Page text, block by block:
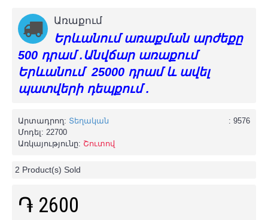
Առաքում
Երևանում առաքման արժեքը
500 դրամ .Անվճար առաքում
Երևանում 25000 դրամ և ավել
պատվերի դեպքում .
: 9576
Արտադրող: Տեղական
Մոդել: 22700
Առկայությունը: Շուտով
2 Product(s) Sold
֏ 2600